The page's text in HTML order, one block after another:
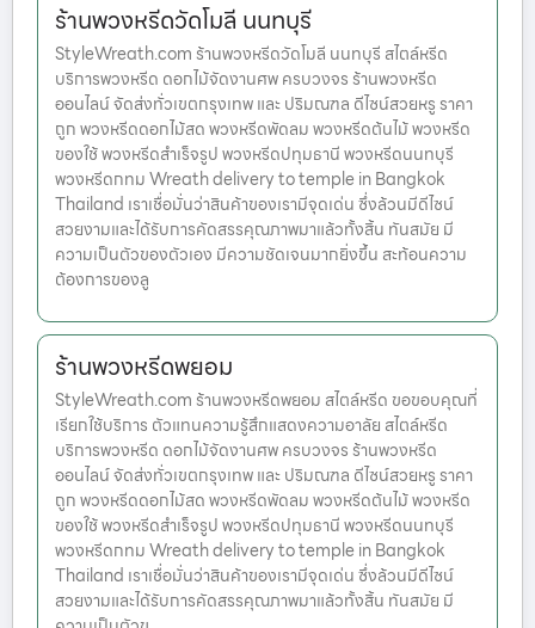
ร้านพวงหรีดวัดโมลี นนทบุรี
StyleWreath.com ร้านพวงหรีดวัดโมลี นนทบุรี สไตล์หรีด
บริการพวงหรีด ดอกไม้จัดงานศพ ครบวงจร ร้านพวงหรีด
ออนไลน์ จัดส่งทั่วเขตกรุงเทพ และ ปริมณฑล ดีไซน์สวยหรู ราคา
ถูก พวงหรีดดอกไม้สด พวงหรีดพัดลม พวงหรีดต้นไม้ พวงหรีด
ของใช้ พวงหรีดสำเร็จรูป พวงหรีดปทุมธานี พวงหรีดนนทบุรี
พวงหรีดกทม Wreath delivery to temple in Bangkok
Thailand เราเชื่อมั่นว่าสินค้าของเรามีจุดเด่น ซึ่งล้วนมีดีไซน์
สวยงามและได้รับการคัดสรรคุณภาพมาแล้วทั้งสิ้น ทันสมัย มี
ความเป็นตัวของตัวเอง มีความชัดเจนมากยิ่งขึ้น สะท้อนความ
ต้องการของลู
ร้านพวงหรีดพยอม
StyleWreath.com ร้านพวงหรีดพยอม สไตล์หรีด ขอขอบคุณที่
เรียกใช้บริการ ตัวแทนความรู้สึกแสดงความอาลัย สไตล์หรีด
บริการพวงหรีด ดอกไม้จัดงานศพ ครบวงจร ร้านพวงหรีด
ออนไลน์ จัดส่งทั่วเขตกรุงเทพ และ ปริมณฑล ดีไซน์สวยหรู ราคา
ถูก พวงหรีดดอกไม้สด พวงหรีดพัดลม พวงหรีดต้นไม้ พวงหรีด
ของใช้ พวงหรีดสำเร็จรูป พวงหรีดปทุมธานี พวงหรีดนนทบุรี
พวงหรีดกทม Wreath delivery to temple in Bangkok
Thailand เราเชื่อมั่นว่าสินค้าของเรามีจุดเด่น ซึ่งล้วนมีดีไซน์
สวยงามและได้รับการคัดสรรคุณภาพมาแล้วทั้งสิ้น ทันสมัย มี